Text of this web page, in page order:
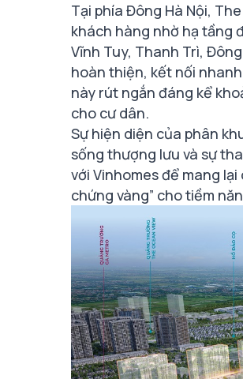
Tại phía Đông Hà Nội,
khách hàng nhờ hạ tầng
Vĩnh Tuy, Thanh Trì,
hoàn thiện, kết nối
này rút ngắn đáng kể
cho cư dân.
Sự hiện diện của phân
sống thượng lưu và sự
với Vinhomes để mang
chứng vàng” cho tiềm